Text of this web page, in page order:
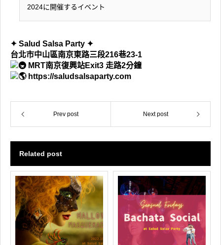
2024に開催するイベント
✦ Salud Salsa Party ✦
台北市中山區南京東路三段216巷23-1
MRT南京復興站Exit3 走路2分鐘
https://saludsalsaparty.com
Prev post Next post
Related post